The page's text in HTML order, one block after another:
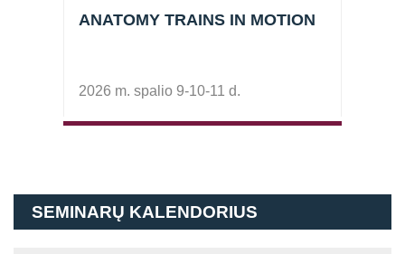
ANATOMY TRAINS IN MOTION
2026 m. spalio 9-10-11 d.
SEMINARŲ KALENDORIUS